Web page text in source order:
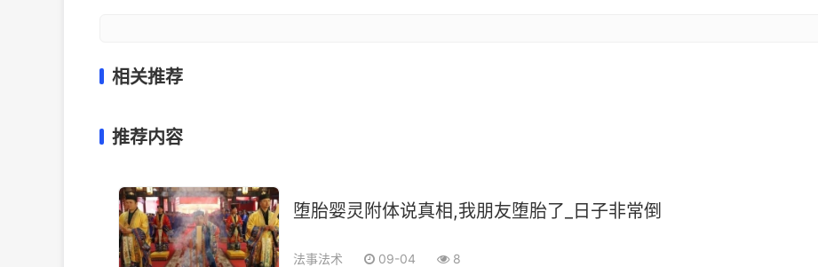
相关推荐
推荐内容
堕胎婴灵附体说真相,我朋友堕胎了_日子非常倒
法事法术 09-04 8